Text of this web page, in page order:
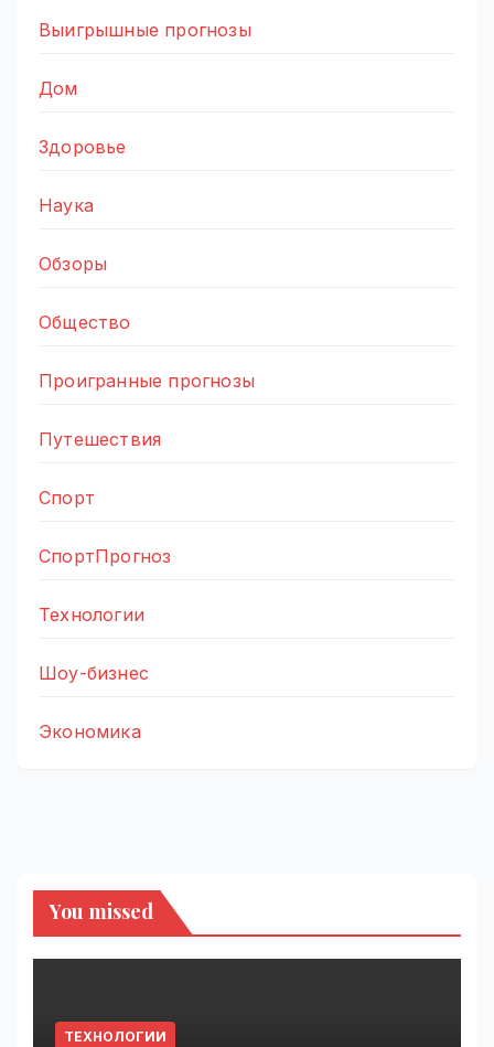
Выигрышные прогнозы
Дом
Здоровье
Наука
Обзоры
Общество
Проигранные прогнозы
Путешествия
Спорт
СпортПрогноз
Технологии
Шоу-бизнес
Экономика
You missed
ТЕХНОЛОГИИ